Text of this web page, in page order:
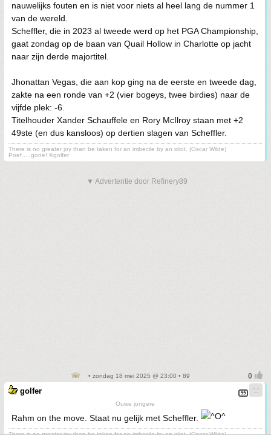
nauwelijks fouten en is niet voor niets al heel lang de nummer 1
van de wereld.
Scheffler, die in 2023 al tweede werd op het PGA Championship,
gaat zondag op de baan van Quail Hollow in Charlotte op jacht
naar zijn derde majortitel.
Jhonattan Vegas, die aan kop ging na de eerste en tweede dag,
zakte na een ronde van +2 (vier bogeys, twee birdies) naar de
vijfde plek: -6.
Titelhouder Xander Schauffele en Rory McIlroy staan met +2
49ste (en dus kansloos) op dertien slagen van Scheffler.
There is no greater joy than be taken for an imbecile by an idiot. (Oscar Wilde)
Poef.....gone! ©golfer
▼ Advertentie door Refinery89
• zondag 18 mei 2025 @ 23:00 • 89
golfer
Ouwe jongere
Rahm on the move. Staat nu gelijk met Scheffler.
There is no greater joy than be taken for an imbecile by an idiot. (Oscar Wilde)